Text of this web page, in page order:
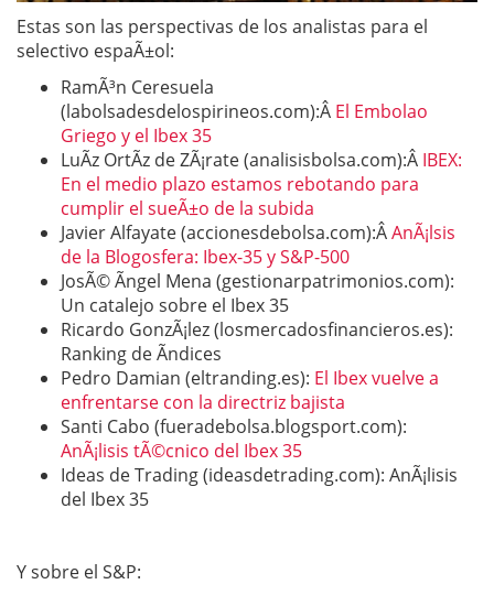
Estas son las perspectivas de los analistas para el
selectivo espaÃ±ol:
RamÃ³n Ceresuela
(labolsadesdelospirineos.com):Â El Embolao
Griego y el Ibex 35
LuÃ­z OrtÃ­z de ZÃ¡rate (analisisbolsa.com):Â IBEX:
En el medio plazo estamos rebotando para
cumplir el sueÃ±o de la subida
Javier Alfayate (accionesdebolsa.com):ÂAnÃ¡lsis
de la Blogosfera: Ibex-35 y S&P-500
JosÃ© Ãngel Mena (gestionarpatrimonios.com):
Un catalejo sobre el Ibex 35
Ricardo GonzÃ¡lez (losmercadosfinancieros.es):
Ranking de Ã­ndices
Pedro Damian (eltranding.es): El Ibex vuelve a
enfrentarse con la directriz bajista
Santi Cabo (fueradebolsa.blogsport.com):
AnÃ¡lisis tÃ©cnico del Ibex 35
Ideas de Trading (ideasdetrading.com): AnÃ¡lisis
del Ibex 35
Y sobre el S&P: